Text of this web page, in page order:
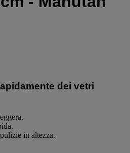
dei vetri
in altezza.